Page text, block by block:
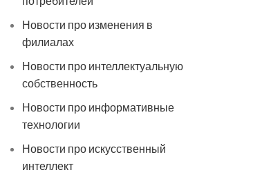
Новости про изменения в
филиалах
Новости про интеллектуальную
собственность
Новости про информативные
технологии
Новости про искусственный
интеллект